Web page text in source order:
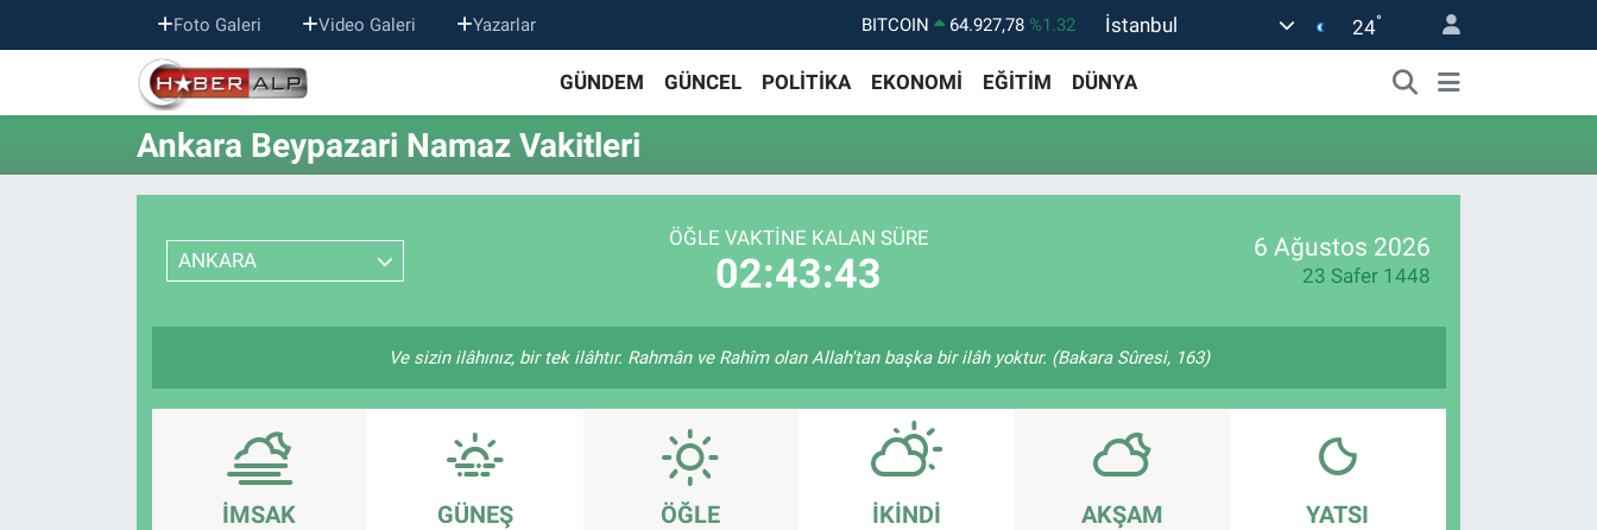
Foto Galeri Video Galeri Yazarlar BITCOIN 64.927,78 %1.32
47,5894
%0.08
EURO
55,0398 %-0.02
GRAM ALTIN
6527.85 %0.54
BİST100
İstanbul 24°
GÜNDEM GÜNCEL POLİTİKA EKONOMİ EĞİTİM DÜNYA
Ankara Beypazari Namaz Vakitleri
ANKARA
ÖĞLE VAKTINE KALAN SÜRE
02:43:43
6 Ağustos 2026
23 Safer 1448
Ve sizin ilâhınız, bir tek ilâhtır. Rahmân ve Rahîm olan Allah'tan başka bir ilâh yoktur. (Bakara Sûresi, 163)
İMSAK GÜNEŞ ÖĞLE İKINDI AKŞAM YATSI
Nöbetçi Eczaneler
Hava Durumu
Süper Lig Puan Durumu ve Fikstür
Tüm Manşetler
Son Dakika Haberleri